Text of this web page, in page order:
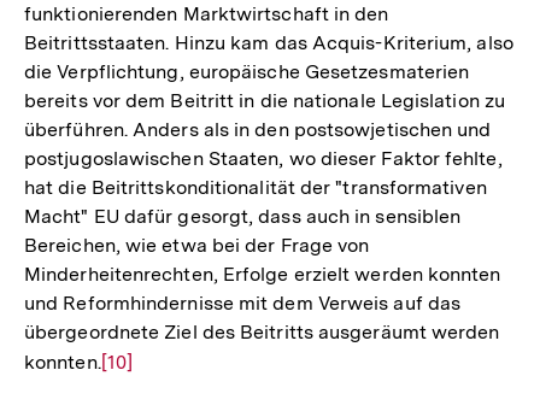
funktionierenden Marktwirtschaft in den
Beitrittsstaaten. Hinzu kam das Acquis-Kriterium, also
die Verpflichtung, europäische Gesetzesmaterien
bereits vor dem Beitritt in die nationale Legislation zu
überführen. Anders als in den postsowjetischen und
postjugoslawischen Staaten, wo dieser Faktor fehlte,
hat die Beitrittskonditionalität der "transformativen
Macht" EU dafür gesorgt, dass auch in sensiblen
Bereichen, wie etwa bei der Frage von
Minderheitenrechten, Erfolge erzielt werden konnten
und Reformhindernisse mit dem Verweis auf das
übergeordnete Ziel des Beitritts ausgeräumt werden
konnten.Zur
[10]